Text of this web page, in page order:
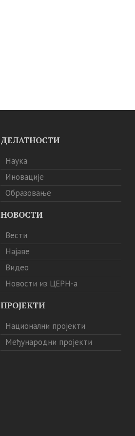
ДЕЛАТНОСТИ
Наука
Иновације
Образовање
НОВОСТИ
Вести
Најаве
Видео
Новости из ЦЕРН-а
ПРОЈЕКТИ
Национални пројекти
Међународни пројекти